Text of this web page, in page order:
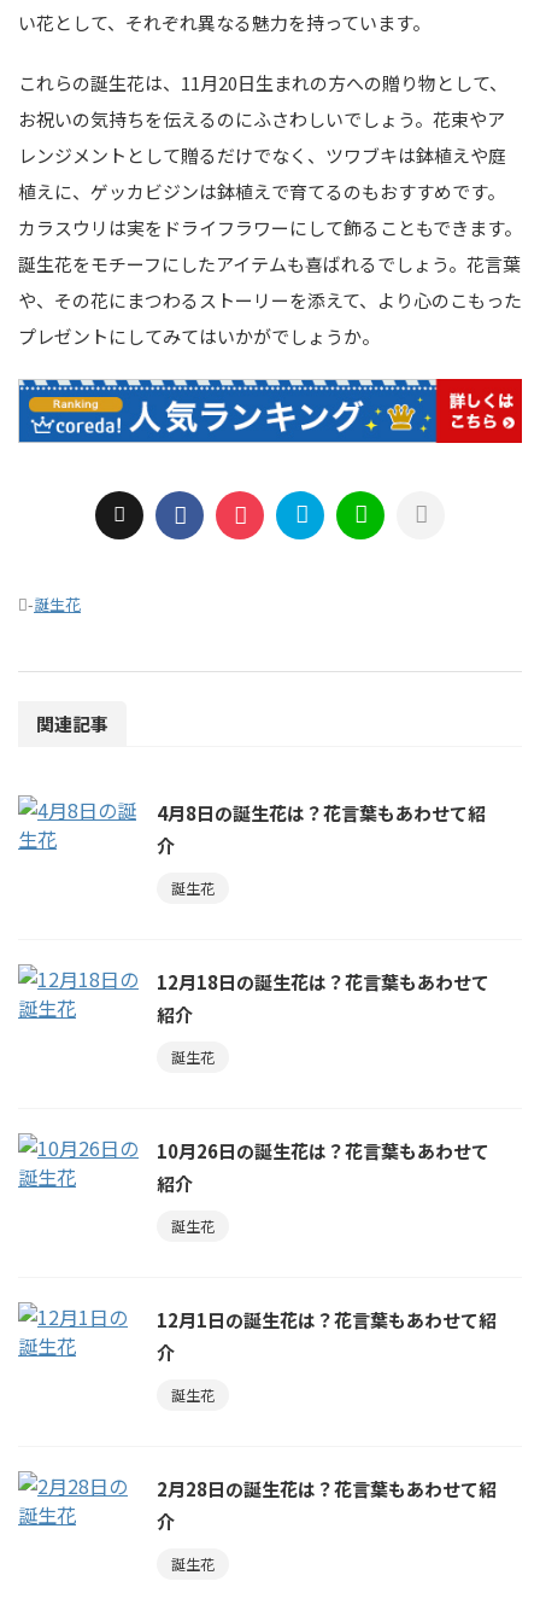
い花として、それぞれ異なる魅力を持っています。
これらの誕生花は、11月20日生まれの方への贈り物として、
お祝いの気持ちを伝えるのにふさわしいでしょう。花束やア
レンジメントとして贈るだけでなく、ツワブキは鉢植えや庭
植えに、ゲッカビジンは鉢植えで育てるのもおすすめです。
カラスウリは実をドライフラワーにして飾ることもできます。
誕生花をモチーフにしたアイテムも喜ばれるでしょう。花言葉
や、その花にまつわるストーリーを添えて、より心のこもった
プレゼントにしてみてはいかがでしょうか。
-誕生花
関連記事
4月8日の誕生花は？花言葉もあわせて紹
介
誕生花
12月18日の誕生花は？花言葉もあわせて
紹介
誕生花
10月26日の誕生花は？花言葉もあわせて
紹介
誕生花
12月1日の誕生花は？花言葉もあわせて紹
介
誕生花
2月28日の誕生花は？花言葉もあわせて紹
介
誕生花